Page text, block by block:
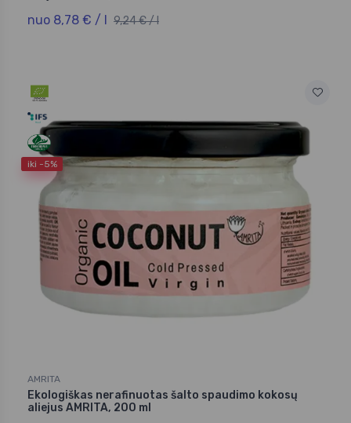
nuo 8,78 € / l 9,24 € / l
iki -5%
AMRITA
Ekologiškas nerafinuotas šalto spaudimo kokosų
aliejus AMRITA, 200 ml